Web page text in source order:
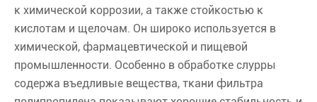
к химической коррозии, а также стойкостью к
кислотам и щелочам. Он широко используется в
химической, фармацевтической и пищевой
промышленности. Особенно в обработке слурры
содержа въедливые вещества, ткани фильтра